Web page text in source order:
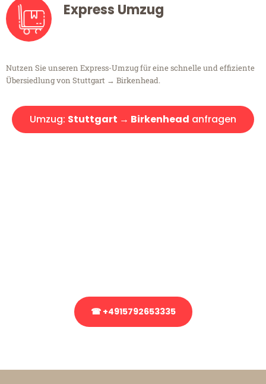
Express Umzug
Nutzen Sie unseren Express-Umzug für eine schnelle und effiziente
Übersiedlung von Stuttgart → Birkenhead.
Umzug: Stuttgart → Birkenhead anfragen
☎ +4915792653335